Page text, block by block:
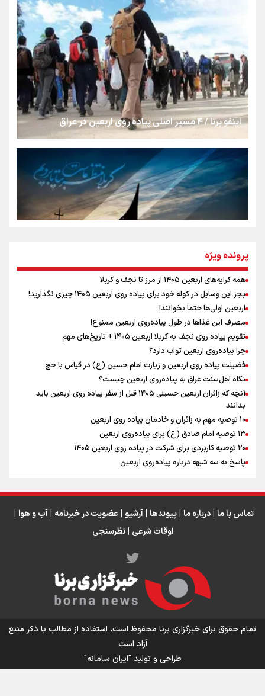
روایت ایران از کنار مردم
از طلوع خیابان‌ها تا غروب اشک
جمله‌ای که بغض چهارماهه را شکست؛ «آهای مردم، آقا از
تهران رفتند»
سه حسرتی که به دلم ماند
نگاه تمدنی رهبر شهید به فضای مجازی
رابطه کارگر و کارفرما در اندیشه رهبر شهید: از تضاد به
زوجیت
اینفو برنا / ۴ مسیر اصلی پیاده روی اربعین در عراق
اینفو برنا / توصیه‌هایی طلایی برای پیاده روی اربعین
اینفو برنا / جدول کامل فاصله مرز شلمچه تا شهرهای زیارتی
عراق
اینفو برنا/ میزان مالیات بر ارزش افزوده چقدر است؟
پرونده ویژه
همه کرایه‌های اربعین ۱۴۰۵ از مرز تا نجف و کربلا
بجز این وسایل در کوله خود برای پیاده روی اربعین ۱۴۰۵ چیزی نگذارید!
اربعین اولی‌ها حتما بخوانند!
مصرف این غذاها در طول پیاده‌روی اربعین ممنوع!
تقویم پیاده روی نجف به کربلا اربعین ۱۴۰۵ + تاریخ‌های مهم
چرا پیاده‌روی اربعین ثواب دارد؟
فضیلت پیاده روی اربعین و زیارت امام حسین (ع) در قیاس با حج
نگاه اهل‌سنت عراق به پیاده‌روی اربعین چیست؟
آنچه که زائران اربعین حسینی ۱۴۰۵ قبل از سفر پیاده روی اربعین باید
بدانند
۱۰ توصیه مهم به زائران و خادمان پیاده روی اربعین
۱۳ توصیه امام صادق (ع) برای پیاده‌روی اربعین
۲۰ توصیه کاربردی برای شرکت در پیاده روی اربعین ۱۴۰۵
پاسخ به سه‌ شبهه درباره پیاده‌روی اربعین
تماس با ما | درباره ما | پیوندها | آرشیو | عضویت در خبرنامه | آب و هوا |
اوقات شرعی | نظرسنجی
تمام حقوق برای خبرگزاری برنا محفوظ است. استفاده از مطالب با ذکر منبع
آزاد است
طراحی و تولید"ایران سامانه"